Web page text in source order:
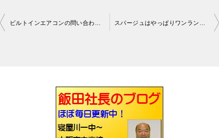
ゲ
ー
シ
ビルトインエアコンの問い合わせが多くなりました スパージュはやっぱりワンランクちがいます枚方